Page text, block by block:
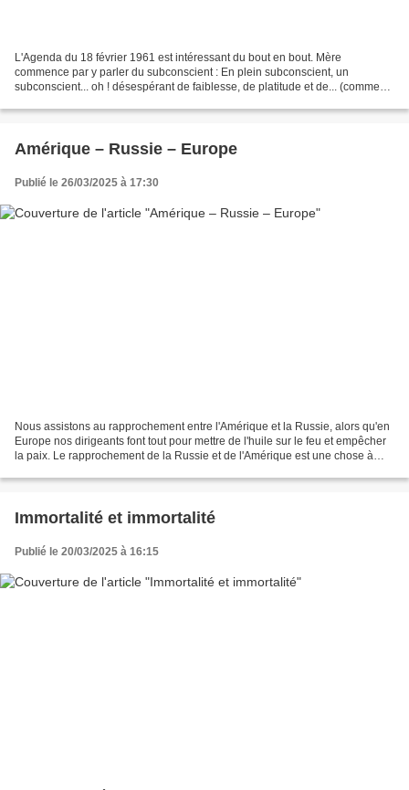
L'Agenda du 18 février 1961 est intéressant du bout en bout. Mère
commence par y parler du subconscient : En plein subconscient, un
subconscient... oh ! désespérant de faiblesse, de platitude et de... (comment
Amérique – Russie – Europe
Publié le 26/03/2025 à 17:30
Nous assistons au rapprochement entre l'Amérique et la Russie, alors qu'en
Europe nos dirigeants font tout pour mettre de l'huile sur le feu et empêcher
la paix. Le rapprochement de la Russie et de l'Amérique est une chose à
Immortalité et immortalité
Publié le 20/03/2025 à 16:15